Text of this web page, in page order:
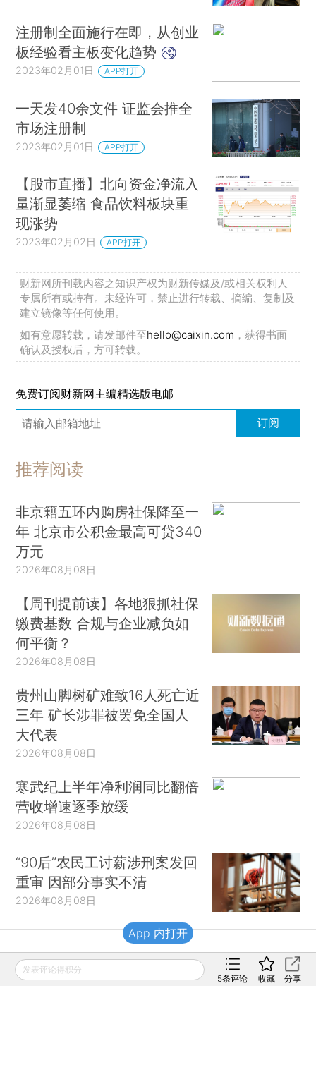
注册制全面施行在即，从创业
板经验看主板变化趋势
2023年02月01日 APP打开
一天发40余文件 证监会推全
市场注册制
2023年02月01日 APP打开
【股市直播】北向资金净流入
量渐显萎缩 食品饮料板块重
现涨势
2023年02月02日 APP打开
财新网所刊载内容之知识产权为财新传媒及/或相关权利人
专属所有或持有。未经许可，禁止进行转载、摘编、复制及
建立镜像等任何使用。
如有意愿转载，请发邮件至hello@caixin.com ，获得书面
确认及授权后，方可转载。
免费订阅财新网主编精选版电邮
订阅
推荐阅读
非京籍五环内购房社保降至一
年 北京市公积金最高可贷340
万元
2026年08月08日
【周刊提前读】各地狠抓社保
缴费基数 合规与企业减负如
何平衡？
2026年08月08日
贵州山脚树矿难致16人死亡近
三年 矿长涉罪被罢免全国人
大代表
2026年08月08日
寒武纪上半年净利润同比翻倍
营收增速逐季放缓
2026年08月08日
“90后”农民工讨薪涉刑案发回
重审 因部分事实不清
2026年08月08日
财新移动
发表评论得积分
5条评论 收藏 分享
App 内打开